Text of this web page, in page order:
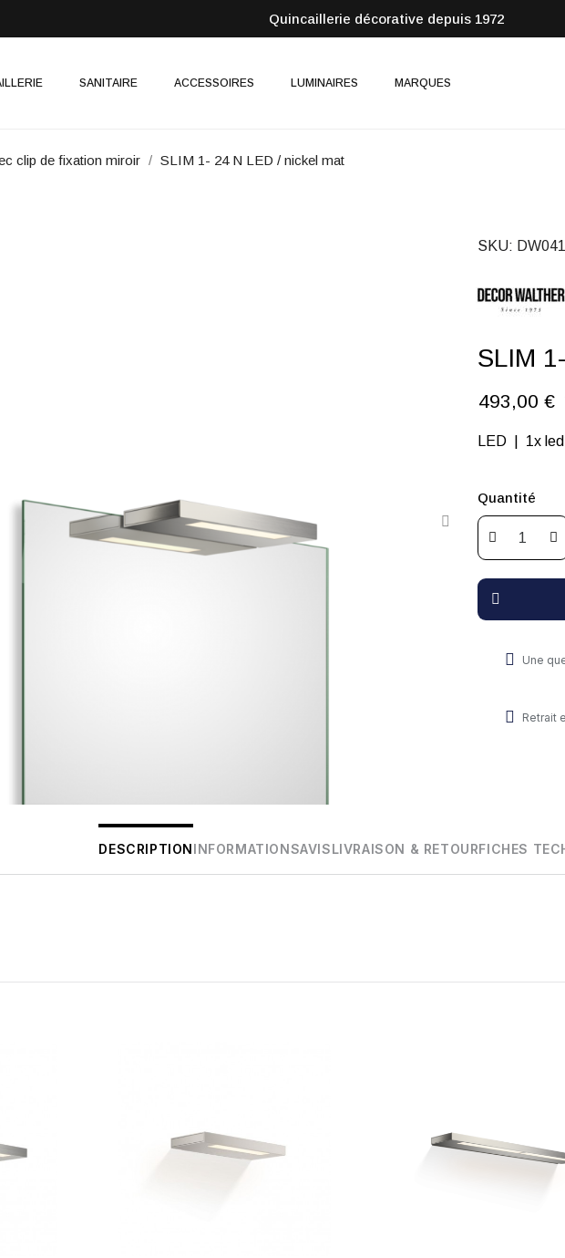
Quincaillerie décorative depuis 1972
SANITAIRE ACCESSOIRES LUMINAIRES MARQUES
clip de fixation miroir SLIM 1- 24 N LED / nickel mat
SKU
SLIM
493,00 €
Quantité
Une
Retrait
DESCRIPTIONINFORMATIONSAVISLIVRAISON & RETOURFICHES